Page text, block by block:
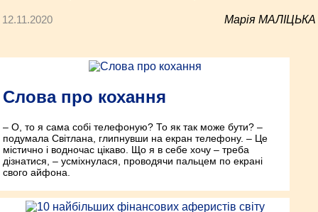
12.11.2020 Марія МАЛІЦЬКА
Слова про кохання
– О, то я сама собі телефоную? То як так може бути? –
подумала Світлана, глипнувши на екран телефону. – Це
містично і водночас цікаво. Що я в себе хочу – треба
дізнатися, – усміхнулася, проводячи пальцем по екрані
свого айфона.